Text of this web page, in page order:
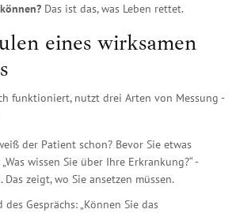
Das ist das, was Leben rettet.
eines wirksamen
funktioniert, nutzt drei Arten von Messung -
der Patient schon? Bevor Sie etwas
wissen Sie über Ihre Erkrankung?“ -
zeigt, wo Sie ansetzen müssen.
des Gesprächs: „Können Sie das